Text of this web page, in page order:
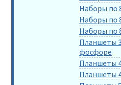
Наборы по
Наборы по
Наборы по
Планшеты
фосфоре
Планшеты
Планшеты